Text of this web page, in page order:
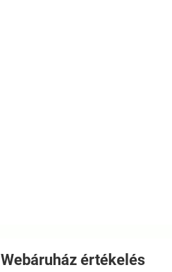
Webáruház értékelés